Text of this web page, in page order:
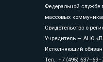
Федеральной службе
массовых
Свидетельство о
Учредитель — АНО
Исполняющий
Тел.: +7 (495)